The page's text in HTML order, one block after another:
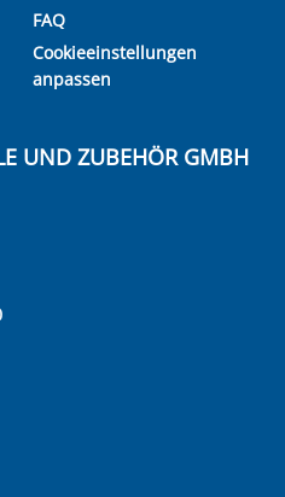
FAQ
Cookieeinstellungen
anpassen
UND ZUBEHÖR GMBH